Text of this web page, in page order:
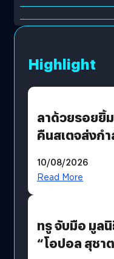
Highlight
ลาด้วยรอยยิ้
คืนสเตจส่งกำ
รักแน่นฮอลล์
10/08/2026
Read More
ทรู จับมือ มูล
“โอปอล สุช